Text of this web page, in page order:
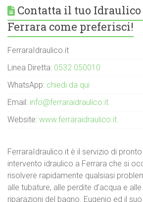
Contatta il tuo Idraulico
Ferrara come preferisci!
FerraraIdraulico.it
Linea Diretta: 0532 050010
WhatsApp: chiedi da qui
Email: info@ferraraidraulico.it
Website:www.ferraraidraulico.it
FerraraIdraulico.it è il servizio di pronto
intervento idraulico a Ferrara che si
risolvere rapidamente qualsiasi
alle tubature, alle perdite d’acqua e alle
riparazioni del bagno. Eugenio ed il